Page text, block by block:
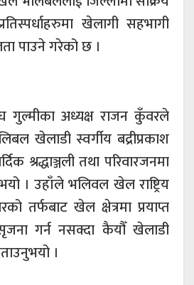
खेलागी सहभागी
पाउने गरेको छ ।
गुल्मीका अध्यक्ष राजन कुँवरले
खेलाडी स्वर्गीय बद्रीप्रकाश
श्रद्धाञ्जली तथा परिवारजनमा
। उहाँले भलिवल खेल राष्ट्रिय
तर्फबाट खेल क्षेत्रमा प्रयाप्त
गर्न नसक्दा कैयौँ खेलाडी
।